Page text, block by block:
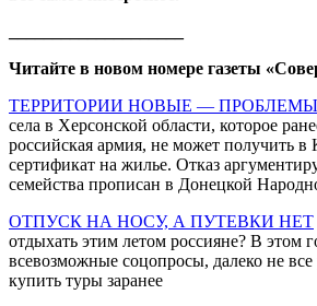
Читайте в новом номере газеты
ТЕРРИТОРИИ НОВЫЕ —
села в Херсонской области, которое
российская армия, не может получить в
сертификат на жилье. Отказ
семейства прописан в Донецкой
ОТПУСК НА НОСУ, А ПУТЕВКИ НЕТ
отдыхать этим летом россияне? В этом
всевозможные соцопросы, далеко не все
купить туры заранее